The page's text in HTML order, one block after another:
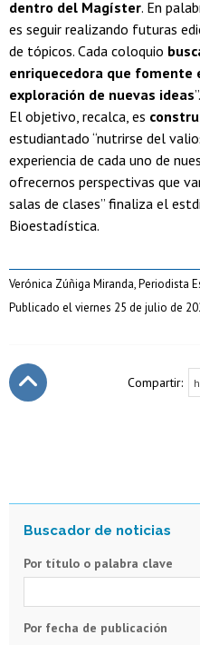
dentro del Magíster. En
es seguir realizando futuras
de tópicos. Cada coloquio
enriquecedora que
exploración de nuevas ideas”.
El objetivo, recalca, es
estudiantado “nutrirse del
experiencia de cada uno de
ofrecernos perspectivas que
salas de clases” finaliza el
Bioestadística.
Verónica Zúñiga Miranda, Periodista
Publicado el viernes 25 de julio de
Compartir:
Por título o palabra clave